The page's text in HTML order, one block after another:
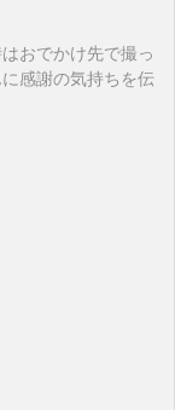
おでかけ先で撮っ
感謝の気持ちを伝